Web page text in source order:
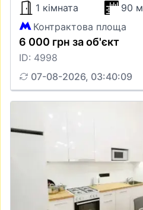
1 кімната
90 м
Контрактова площа
6 000 грн за об'єкт
ID: 4998
07-08-2026, 03:40:09